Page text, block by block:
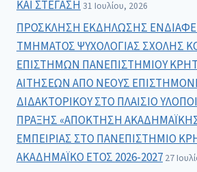
ΚΑΙ ΣΤΕΓΑΣΗ 31 Ιουλίου, 2026
ΠΡΟΣΚΛΗΣΗ ΕΚΔΗΛΩΣΗΣ
ΤΜΗΜΑΤΟΣ ΨΥΧΟΛΟΓΙΑΣ ΣΧΟΛΗΣ
ΕΠΙΣΤΗΜΩΝ ΠΑΝΕΠΙΣΤΗΜΙΟΥ
ΑΙΤΗΣΕΩΝ ΑΠΟ ΝΕΟΥΣ
ΔΙΔΑΚΤΟΡΙΚΟΥ ΣΤΟ ΠΛΑΙΣΙΟ
ΠΡΑΞΗΣ «ΑΠΟΚΤΗΣΗ
ΕΜΠΕΙΡΙΑΣ ΣΤΟ ΠΑΝΕΠΙΣΤΗΜΙΟ
ΑΚΑΔΗΜΑΪΚΟ ΕΤΟΣ 2026-2027 27